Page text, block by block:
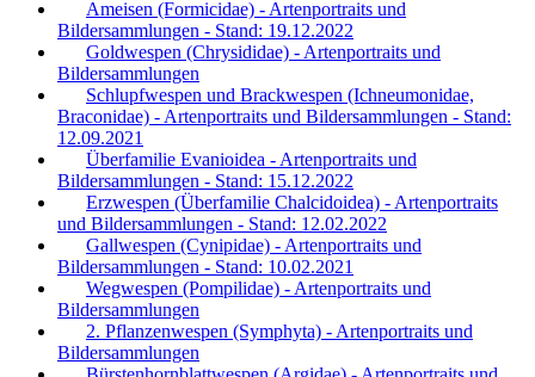
Ameisen (Formicidae) - Artenportraits und
Bildersammlungen - Stand: 19.12.2022
Goldwespen (Chrysididae) - Artenportraits und
Bildersammlungen
Schlupfwespen und Brackwespen (Ichneumonidae,
Braconidae) - Artenportraits und Bildersammlungen - Stand:
12.09.2021
Überfamilie Evanioidea - Artenportraits und
Bildersammlungen - Stand: 15.12.2022
Erzwespen (Überfamilie Chalcidoidea) - Artenportraits
und Bildersammlungen - Stand: 12.02.2022
Gallwespen (Cynipidae) - Artenportraits und
Bildersammlungen - Stand: 10.02.2021
Wegwespen (Pompilidae) - Artenportraits und
Bildersammlungen
2. Pflanzenwespen (Symphyta) - Artenportraits und
Bildersammlungen